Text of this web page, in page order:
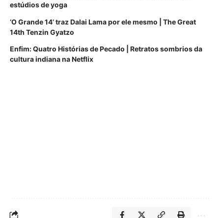
estúdios de yoga
‘O Grande 14’ traz Dalai Lama por ele mesmo | The Great
14th Tenzin Gyatzo
Enfim: Quatro Histórias de Pecado | Retratos sombrios da
cultura indiana na Netflix